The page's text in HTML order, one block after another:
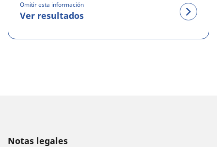
Omitir esta información
Ver resultados
Notas legales